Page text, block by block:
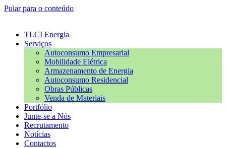
Pular para o conteúdo
TLCI Energia
Serviços
Autoconsumo Empresarial
Mobilidade Elétrica
Armazenamento de Energia
Autoconsumo Residencial
Obras Públicas
Venda de Materiais
Portfólio
Junte-se a Nós
Recrutamento
Notícias
Contactos